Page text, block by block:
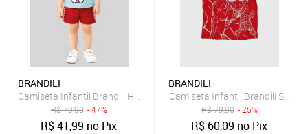
BRANDILI
Camiseta Infantil Brandili Hello Kitty Babado Azul Claro
R$79,90 - 47%
R$41,99 no Pix
BRANDILI
Camiseta Infantil Brandili
R$79,90 - 25%
R$ 60,09 no Pix